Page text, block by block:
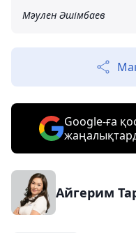
Мәулен Әшімбаев
Google-ға
Айгерим